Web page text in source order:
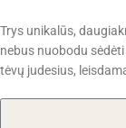
Trys unikalūs,
nebus nuobodu
tėvų judesius,